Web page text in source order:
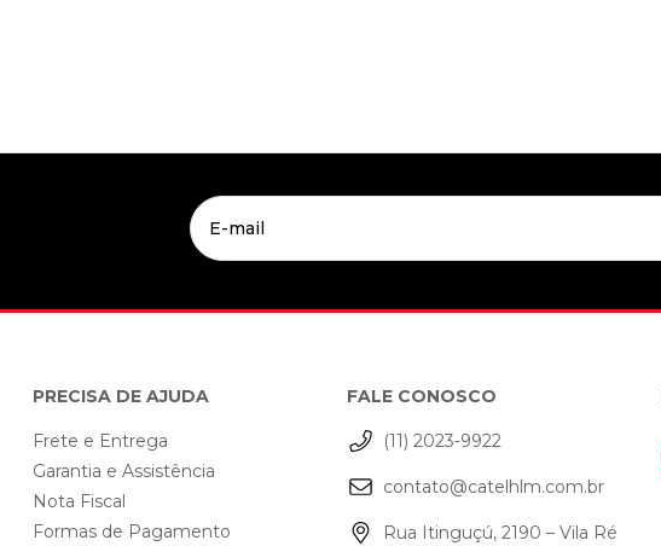
PRECISA DE AJUDA
Frete e Entrega
Garantia e Assistência
Nota Fiscal
Formas de Pagamento
FALE CONOSCO
(11) 2023-9922
contato@catelhlm.com.br
Rua Itinguçú, 2190 – Vila Ré